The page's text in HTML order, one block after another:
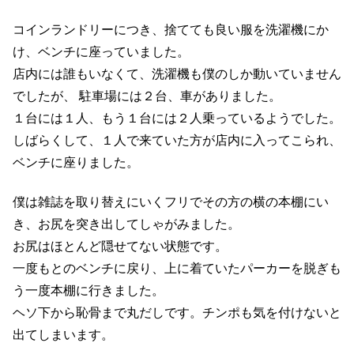
コインランドリーにつき、捨てても良い服を洗濯機にか
け、ベンチに座っていました。
店内には誰もいなくて、洗濯機も僕のしか動いていません
でしたが、 駐車場には２台、車がありました。
１台には１人、もう１台には２人乗っているようでした。
しばらくして、１人で来ていた方が店内に入ってこられ、
ベンチに座りました。
僕は雑誌を取り替えにいくフリでその方の横の本棚にい
き、お尻を突き出してしゃがみました。
お尻はほとんど隠せてない状態です。
一度もとのベンチに戻り、上に着ていたパーカーを脱ぎも
う一度本棚に行きました。
ヘソ下から恥骨まで丸だしです。チンポも気を付けないと
出てしまいます。